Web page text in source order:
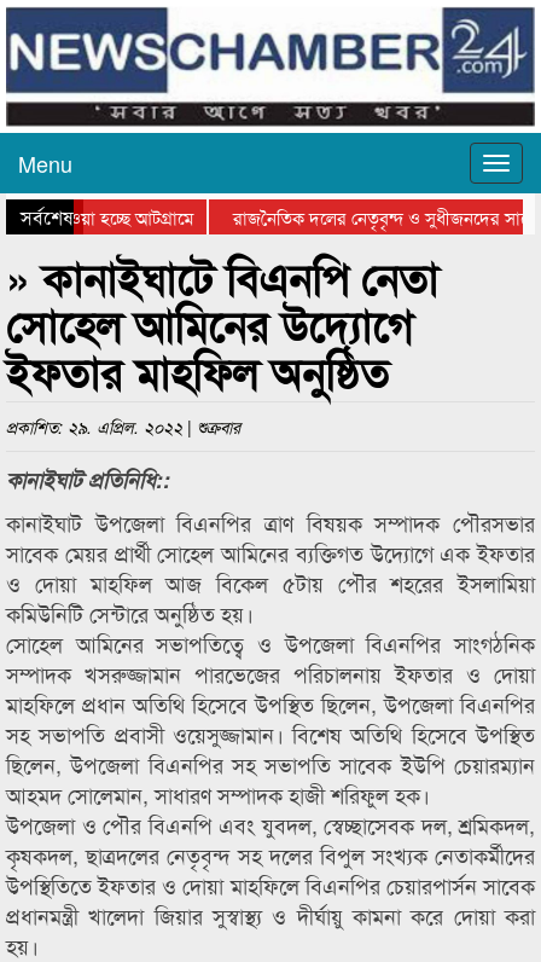
Menu
সর্বশেষ
যাওয়া হচ্ছে আটগ্রামে
রাজনৈতিক দলের নেতৃবৃন্দ ও সুধীজনদের সাথে
পুরস্কার বিতরণ সম্পন্ন
সিলেটে বাংলাদেশ গ্রুপ থিয়েটার
» কানাইঘাটে বিএনপি নেতা
সোহেল আমিনের উদ্যোগে
ইফতার মাহফিল অনুষ্ঠিত
প্রকাশিত: ২৯. এপ্রিল. ২০২২ | শুক্রবার
কানাইঘাট প্রতিনিধি::
কানাইঘাট উপজেলা বিএনপির ত্রাণ বিষয়ক সম্পাদক পৌরসভার
সাবেক মেয়র প্রার্থী সোহেল আমিনের ব্যক্তিগত উদ্যোগে এক ইফতার
ও দোয়া মাহফিল আজ বিকেল ৫টায় পৌর শহরের ইসলামিয়া
কমিউনিটি সেন্টারে অনুষ্ঠিত হয়।
সোহেল আমিনের সভাপতিত্বে ও উপজেলা বিএনপির সাংগঠনিক
সম্পাদক খসরুজ্জামান পারভেজের পরিচালনায় ইফতার ও দোয়া
মাহফিলে প্রধান অতিথি হিসেবে উপস্থিত ছিলেন, উপজেলা বিএনপির
সহ সভাপতি প্রবাসী ওয়েসুজ্জামান। বিশেষ অতিথি হিসেবে উপস্থিত
ছিলেন, উপজেলা বিএনপির সহ সভাপতি সাবেক ইউপি চেয়ারম্যান
আহমদ সোলেমান, সাধারণ সম্পাদক হাজী শরিফুল হক।
উপজেলা ও পৌর বিএনপি এবং যুবদল, স্বেচ্ছাসেবক দল, শ্রমিকদল,
কৃষকদল, ছাত্রদলের নেতৃবৃন্দ সহ দলের বিপুল সংখ্যক নেতাকর্মীদের
উপস্থিতিতে ইফতার ও দোয়া মাহফিলে বিএনপির চেয়ারপার্সন সাবেক
প্রধানমন্ত্রী খালেদা জিয়ার সুস্বাস্থ্য ও দীর্ঘায়ু কামনা করে দোয়া করা
হয়।